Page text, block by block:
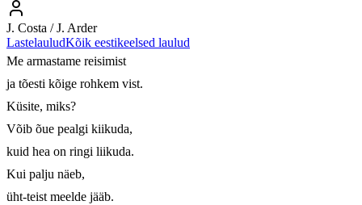
J. Costa / J. Arder
LastelauludKõik eestikeelsed laulud
Me armastame reisimist
ja tõesti kõige rohkem vist.
Küsite, miks?
Võib õue pealgi kiikuda,
kuid hea on ringi liikuda.
Kui palju näeb,
üht-teist meelde jääb.